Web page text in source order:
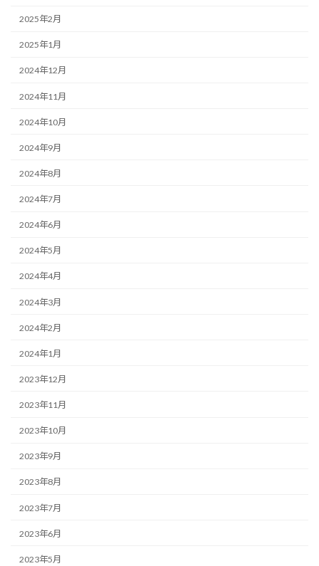
2025年2月
2025年1月
2024年12月
2024年11月
2024年10月
2024年9月
2024年8月
2024年7月
2024年6月
2024年5月
2024年4月
2024年3月
2024年2月
2024年1月
2023年12月
2023年11月
2023年10月
2023年9月
2023年8月
2023年7月
2023年6月
2023年5月